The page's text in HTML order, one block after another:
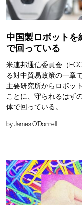
中国製ロボットを
で回っている
米連邦通信委員会（
る対中貿易政策の一章
主要研究所からロボッ
ことに、守られるはず
体で回っている。
byJames O'Donnell